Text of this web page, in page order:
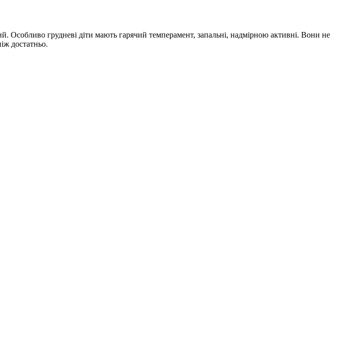
грудневі діти мають гарячий темперамент, запальні, надмірною активні. Вони не
достатньо.